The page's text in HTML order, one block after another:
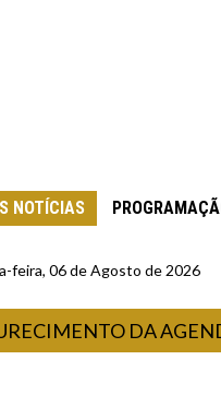
NOTÍCIAS
feira, 06 de Agosto de 2026
DA AGENDA